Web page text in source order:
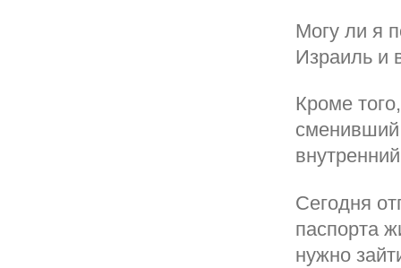
Могу ли я
Израиль и
Кроме
Сегодня
паспорта
нужно